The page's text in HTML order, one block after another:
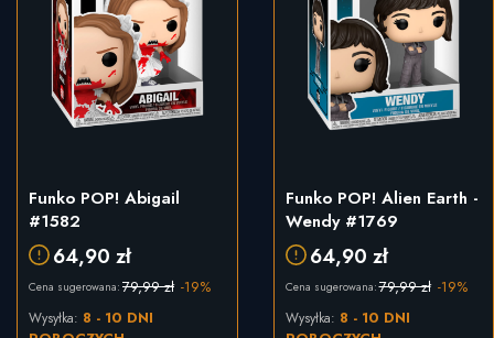
Funko POP! Abigail
#1582
64,90 zł
Cena sugerowana: 79,99 zł -19%
Wysyłka: 8 - 10 DNI
Funko POP! Alien Earth -
Wendy #1769
64,90 zł
Cena sugerowana:79,99 zł -19%
Wysyłka: 8 - 10 DNI